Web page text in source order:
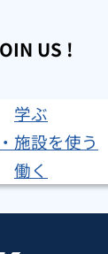
US !
学ぶ
施設を使う
働く